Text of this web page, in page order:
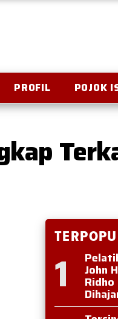
PROFIL POJOK
1 John
Ridho